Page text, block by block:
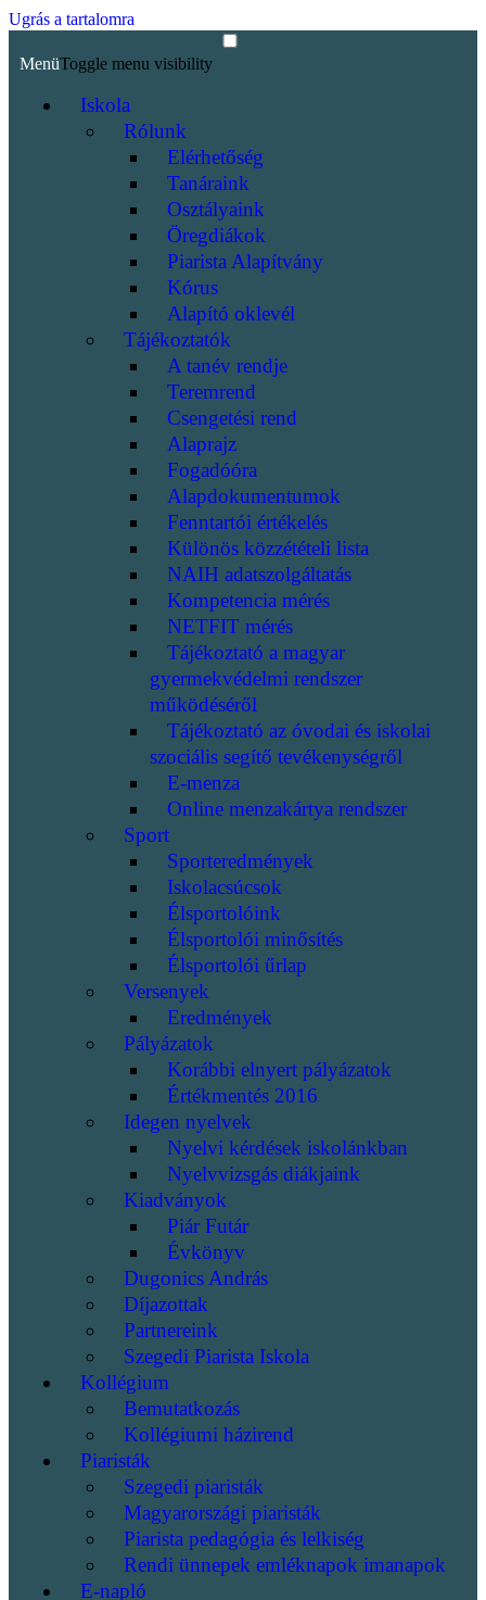
Ugrás a tartalomra
MenüToggle menu visibility
Iskola
Rólunk
Elérhetőség
Tanáraink
Osztályaink
Öregdiákok
Piarista Alapítvány
Kórus
Alapító oklevél
Tájékoztatók
A tanév rendje
Teremrend
Csengetési rend
Alaprajz
Fogadóóra
Alapdokumentumok
Fenntartói értékelés
Különös közzétételi lista
NAIH adatszolgáltatás
Kompetencia mérés
NETFIT mérés
Tájékoztató a magyar
gyermekvédelmi rendszer
működéséről
Tájékoztató az óvodai és iskolai
szociális segítő tevékenységről
E-menza
Online menzakártya rendszer
Sport
Sporteredmények
Iskolacsúcsok
Élsportolóink
Élsportolói minősítés
Élsportolói űrlap
Versenyek
Eredmények
Pályázatok
Korábbi elnyert pályázatok
Értékmentés 2016
Idegen nyelvek
Nyelvi kérdések iskolánkban
Nyelvvizsgás diákjaink
Kiadványok
Piár Futár
Évkönyv
Dugonics András
Díjazottak
Partnereink
Szegedi Piarista Iskola
Kollégium
Bemutatkozás
Kollégiumi házirend
Piaristák
Szegedi piaristák
Magyarországi piaristák
Piarista pedagógia és lelkiség
Rendi ünnepek emléknapok imanapok
E-napló